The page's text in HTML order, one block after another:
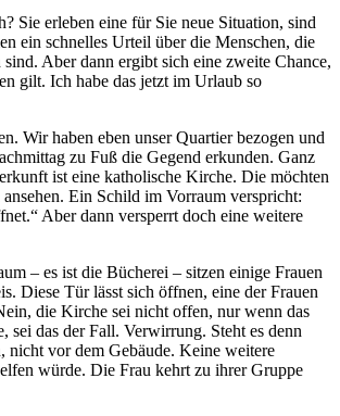
Sie erleben eine für Sie neue Situation, sind
ein schnelles Urteil über die Menschen, die
Aber dann ergibt sich eine zweite Chance,
gilt. Ich habe das jetzt im Urlaub so
Wir haben eben unser Quartier bezogen und
zu Fuß die Gegend erkunden. Ganz
ist eine katholische Kirche. Die möchten
Ein Schild im Vorraum verspricht:
Aber dann versperrt doch eine weitere
– es ist die Bücherei – sitzen einige Frauen
Diese Tür lässt sich öffnen, eine der Frauen
die Kirche sei nicht offen, nur wenn das
sei das der Fall. Verwirrung. Steht es denn
nicht vor dem Gebäude. Keine weitere
würde. Die Frau kehrt zu ihrer Gruppe